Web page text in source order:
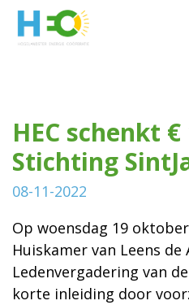
HEC schenkt
Stichting
08-11-2022
Op woensdag 19
Huiskamer van Leens de
Ledenvergadering van
korte inleiding door